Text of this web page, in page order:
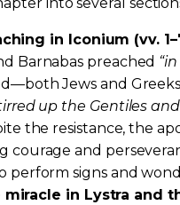
in Iconium (vv.
Barnabas preached
Jews and
up the Gentiles
the resistance, the
courage and
perform signs and
miracle in Lystra and